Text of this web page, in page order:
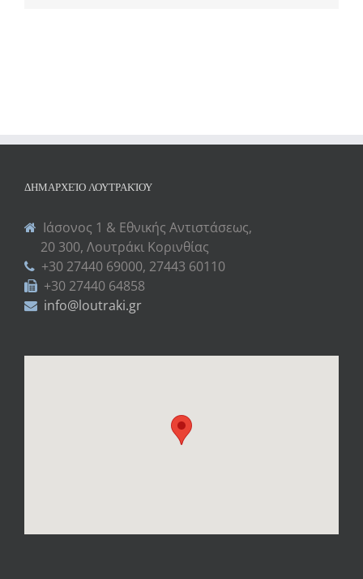
ΔΗΜΑΡΧΕΊΟ ΛΟΥΤΡΑΚΊΟΥ
Ιάσονος 1 & Εθνικής Αντιστάσεως,
20 300, Λουτράκι Κορινθίας
+30 27440 69000, 27443 60110
+30 27440 64858
info@loutraki.gr